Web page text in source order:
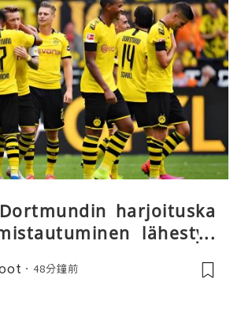
harjoituska
lähestyy
48分鐘前